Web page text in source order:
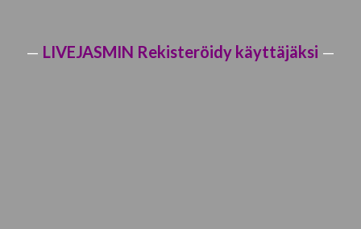
— LIVEJASMIN Rekisteröidy käyttäjäksi —